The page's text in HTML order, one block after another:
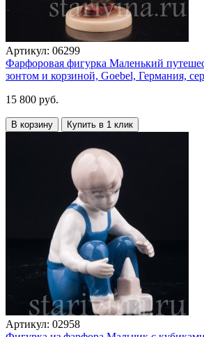
Артикул: 06299
Фарфоровая фигурка Маленький
зонтом и корзиной, Goebel, Германия,
15 800 руб.
В корзину Купить в 1 клик
Артикул: 02958